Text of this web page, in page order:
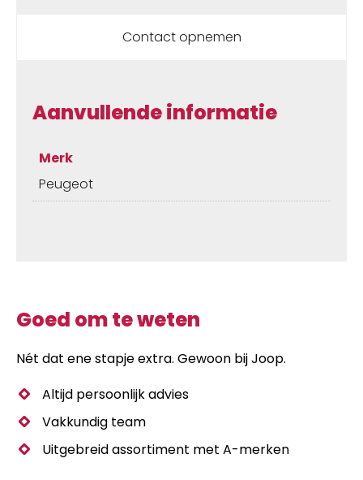
Contact opnemen
Aanvullende informatie
Merk
Peugeot
Goed om te weten
Nét dat ene stapje extra. Gewoon bij Joop.
Altijd persoonlijk advies
Vakkundig team
Uitgebreid assortiment met A-merken